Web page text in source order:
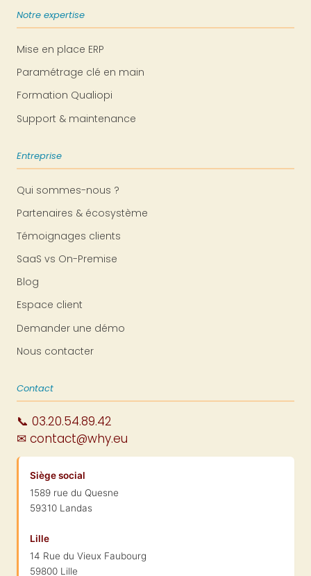
Notre expertise
Mise en place ERP
Paramétrage clé en main
Formation Qualiopi
Support & maintenance
Entreprise
Qui sommes-nous ?
Partenaires & écosystème
Témoignages clients
SaaS vs On-Premise
Blog
Espace client
Demander une démo
Nous contacter
Contact
📞 03.20.54.89.42
✉ contact@why.eu
Siège social
1589 rue du Quesne
59310 Landas
Lille
14 Rue du Vieux Faubourg
59800 Lille